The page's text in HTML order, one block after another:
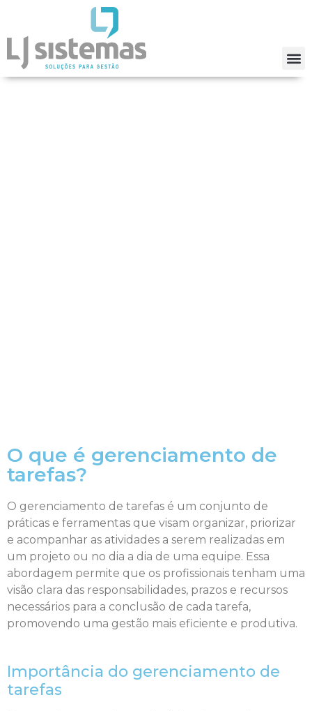
O que é gerenciamento de
tarefas?
O gerenciamento de tarefas é um conjunto de
práticas e ferramentas que visam organizar, priorizar
e acompanhar as atividades a serem realizadas em
um projeto ou no dia a dia de uma equipe. Essa
abordagem permite que os profissionais tenham uma
visão clara das responsabilidades, prazos e recursos
necessários para a conclusão de cada tarefa,
promovendo uma gestão mais eficiente e produtiva.
Importância do gerenciamento de
tarefas